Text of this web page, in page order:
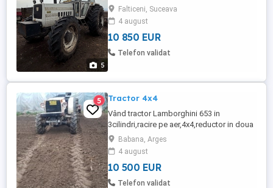
5
tractor Lamborghini 955 DTC, ideal pentru
orice activitate agricolă, puternic, fiabil și
bine întreținut. Cabină închisă confort
sporit în orice sezon Motor puternic în 5
pistoane funcționează excelent din toate
Falticeni, Suceava
4 august
10 850 EUR
Telefon validat
5 Tractor 4x4
Vând tractor Lamborghini 653 in
3cilindri,racire pe aer,4x4,reductor in doua
trepte,2manete,2iesiri hidraulice,priza
doua trepte,blocare sateliti,ambreiaj pe
priza,troliu in fata electric,anvelope fata
noi,pornire la sfert,nu consuma ulei,nu
scoate fum,merge ceasSe da impreuna
Babana, Arges
4 august
10 500 EUR
Telefon validat